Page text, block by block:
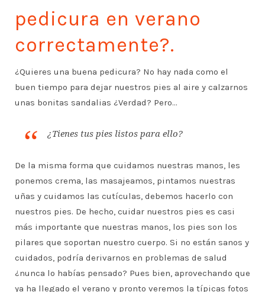
pedicura en verano
correctamente?.
¿Quieres una buena pedicura? No hay nada como el
buen tiempo para dejar nuestros pies al aire y calzarnos
unas bonitas sandalias ¿Verdad? Pero…
¿Tienes tus pies listos para ello?
De la misma forma que cuidamos nuestras manos, les
ponemos crema, las masajeamos, pintamos nuestras
uñas y cuidamos las cutículas, debemos hacerlo con
nuestros pies. De hecho, cuidar nuestros pies es casi
más importante que nuestras manos, los pies son los
pilares que soportan nuestro cuerpo. Si no están sanos y
cuidados, podría derivarnos en problemas de salud
¿nunca lo habías pensado? Pues bien, aprovechando que
ya ha llegado el verano y pronto veremos la típicas fotos